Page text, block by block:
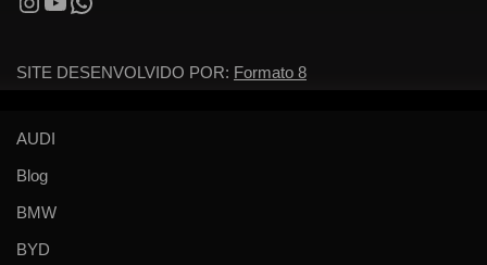
SITE DESENVOLVIDO POR: Formato 8
AUDI
Blog
BMW
BYD